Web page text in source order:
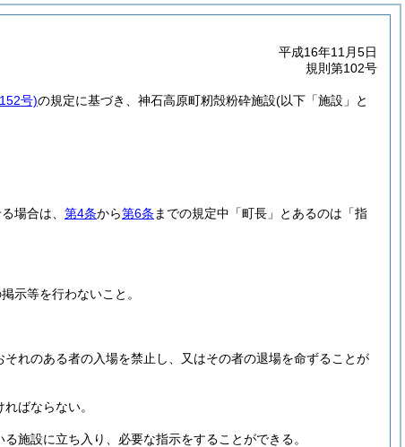
平成16年11月5日
規則第102号
号)の規定に基づき、神石高原町籾殻粉砕施設(以下「施設」と
場合は、 第4条から第6条 までの規定中「町長」とあるのは「指
示等を行わないこと。
れのある者の入場を禁止し、又はその者の退場を命ずることが
ばならない。
施設に立ち入り、必要な指示をすることができる。